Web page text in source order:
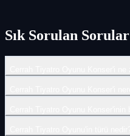
Sık Sorulan Sorular